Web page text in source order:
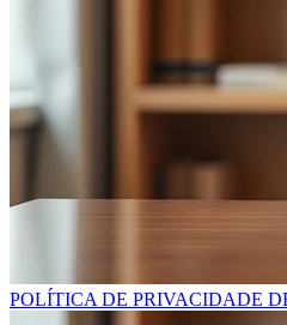
POLÍTICA DE PRIVACIDADE